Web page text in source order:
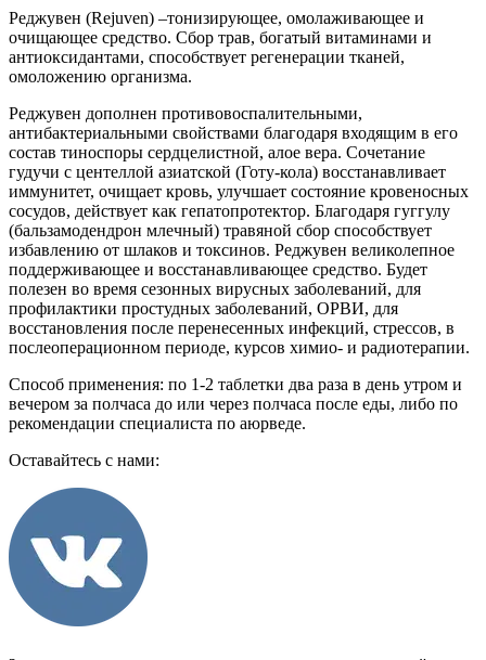
Реджувен (Rejuven) –тонизирующее, омолаживающее и
очищающее средство. Сбор трав, богатый витаминами и
антиоксидантами, способствует регенерации тканей,
омоложению организма.
Реджувен дополнен противовоспалительными,
антибактериальными свойствами благодаря входящим в его
состав тиноспоры сердцелистной, алое вера. Сочетание
гудучи с центеллой азиатской (Готу-кола) восстанавливает
иммунитет, очищает кровь, улучшает состояние кровеносных
сосудов, действует как гепатопротектор. Благодаря гуггулу
(бальзамодендрон млечный) травяной сбор способствует
избавлению от шлаков и токсинов. Реджувен великолепное
поддерживающее и восстанавливающее средство. Будет
полезен во время сезонных вирусных заболеваний, для
профилактики простудных заболеваний, ОРВИ, для
восстановления после перенесенных инфекций, стрессов, в
послеоперационном периоде, курсов химио- и радиотерапии.
Способ применения: по 1-2 таблетки два раза в день утром и
вечером за полчаса до или через полчаса после еды, либо по
рекомендации специалиста по аюрведе.
Оставайтесь с нами: